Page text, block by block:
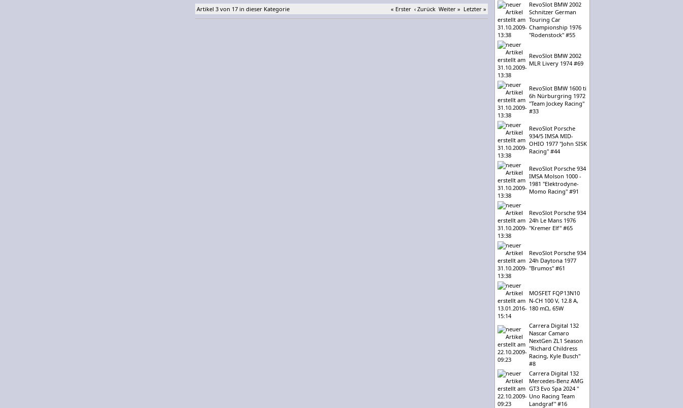
Artikel 3 von 17 in dieser Kategorie « Erster ‹ Zurück Weiter » Letzter »
RevoSlot BMW 2002
Schnitzer German
Touring Car
Championship 1976
"Rodenstock" #55
RevoSlot BMW 2002
MLR Livery 1974 #69
RevoSlot BMW 1600 ti
6h Nürburgring 1972
"Team Jockey Racing"
#33
RevoSlot Porsche
934/5 IMSA MID-
OHIO 1977 "John SISK
Racing" #44
RevoSlot Porsche 934
IMSA Molson 1000 -
1981 "Elektrodyne-
Momo Racing" #91
RevoSlot Porsche 934
24h Le Mans 1976
"Kremer Elf" #65
RevoSlot Porsche 934
24h Daytona 1977
"Brumos" #61
MOSFET FQP13N10
N-CH 100 V, 12.8 A,
180 mΩ, 65W
Carrera Digital 132
Nascar Camaro
NextGen ZL1 Season
"Richard Childress
Racing, Kyle Busch"
#8
Carrera Digital 132
Mercedes-Benz AMG
GT3 Evo Spa 2024 "
Uno Racing Team
Landgraf" #16